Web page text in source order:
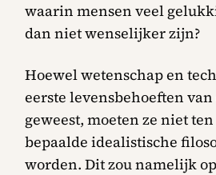
waarin mensen veel
dan niet wenselijker zijn?
Hoewel wetenschap en
eerste levensbehoeften
geweest, moeten ze niet
bepaalde idealistische
worden. Dit zou namelijk